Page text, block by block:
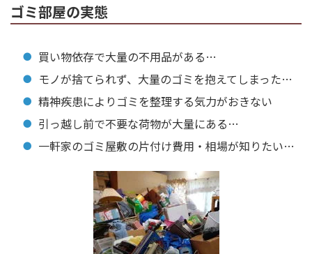
ゴミ部屋の実態
買い物依存で大量の不用品がある…
モノが捨てられず、大量のゴミを抱えてしまった…
精神疾患によりゴミを整理する気力がおきない
引っ越し前で不要な荷物が大量にある…
一軒家のゴミ屋敷の片付け費用・相場が知りたい…